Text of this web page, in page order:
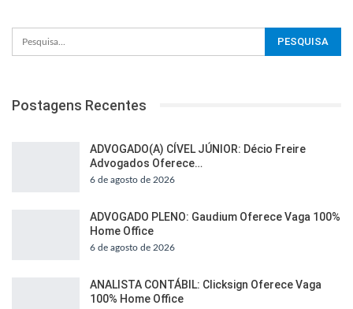
Postagens Recentes
ADVOGADO(A) CÍVEL JÚNIOR: Décio Freire
Advogados Oferece…
6 de agosto de 2026
ADVOGADO PLENO: Gaudium Oferece Vaga 100%
Home Office
6 de agosto de 2026
ANALISTA CONTÁBIL: Clicksign Oferece Vaga
100% Home Office